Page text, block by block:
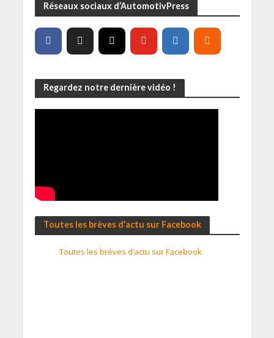
Réseaux sociaux d’AutomotivPress
Regardez notre dernière vidéo !
Toutes les brèves d’actu sur Facebook
Toutes les brèves d’actu sur Facebook